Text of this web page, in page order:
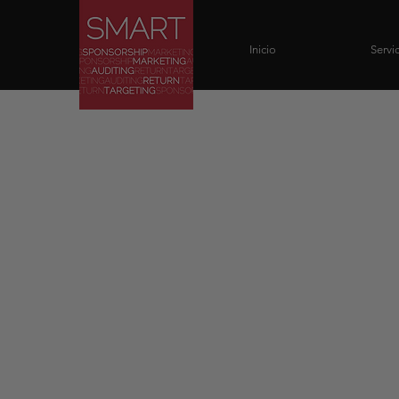
Inicio